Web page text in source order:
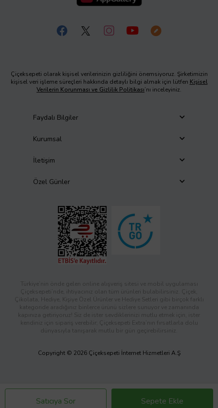
Satıcıya Sor Sepete Ekle
Çiçeksepeti olarak kişisel verilerinizin gizliliğini önemsiyoruz. Şirketimizin
kişisel veri işleme süreçleri hakkında detaylı bilgi almak için lütfen Kişisel
Verilerin Korunması ve Gizlilik Politikası’nı inceleyiniz.
Faydalı Bilgiler
Kurumsal
İletişim
Özel Günler
Türkiye’nin önde gelen online alışveriş sitesi ve mobil uygulaması
Çiçeksepeti’nde, ihtiyacınız olan tüm ürünleri bulabilirsiniz. Çiçek,
Çikolata, Hediye, Kişiye Özel Ürünler ve Hediye Setleri gibi birçok farklı
kategoride aradığınız binlerce ürünü sizlere sunuyor ve zamanında
kapınıza getiriyoruz! Siz de ister sevdiklerinizi mutlu etmek için, ister
kendiniz için sipariş verebilir; Çiçeksepeti Extra’nın fırsatlarla dolu
dünyasıyla tanışarak mutlu bir gün geçirebilirsiniz.
Copyright © 2026 Çiçeksepeti İnternet Hizmetleri A.Ş